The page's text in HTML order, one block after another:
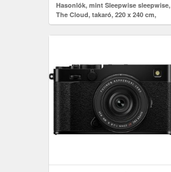
Hasonlók, mint Sleepwise sleepwise,
The Cloud, takaró, 220 x 240 cm,
mikroszálas, egész évben
használható takaró